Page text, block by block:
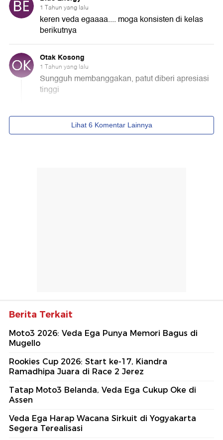
Berita Terkait
Moto3 2026: Veda Ega Punya Memori Bagus di
Mugello
Rookies Cup 2026: Start ke-17, Kiandra
Ramadhipa Juara di Race 2 Jerez
Tatap Moto3 Belanda, Veda Ega Cukup Oke di
Assen
Veda Ega Harap Wacana Sirkuit di Yogyakarta
Segera Terealisasi